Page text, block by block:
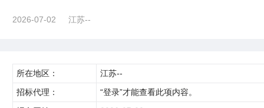
2026-07-02 江苏--
所在地区：
江苏--
招标代理：
“登录”才能查看此项内容。